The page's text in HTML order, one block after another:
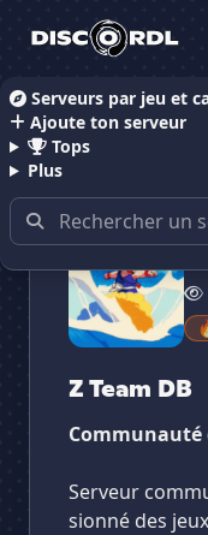
Serveurs par jeu et
Ajoute ton serveur
Tops
Plus
Accueil Serveurs
Z Team DB
Communauté
Serveur
sionné des
Es-tu sûr de